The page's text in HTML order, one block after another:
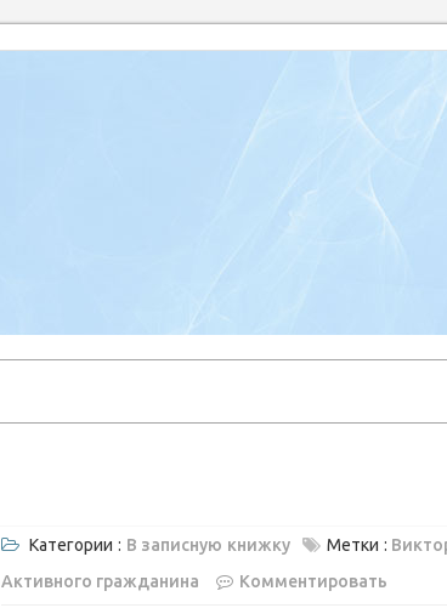
Категории : В записную книжку Метки :
Активного гражданина
Комментировать